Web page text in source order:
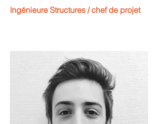
Ingénieure Structures / chef de projet